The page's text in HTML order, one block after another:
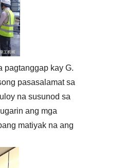
pagtanggap kay G.
pasasalamat sa
na susunod sa
ang mga
matiyak na ang